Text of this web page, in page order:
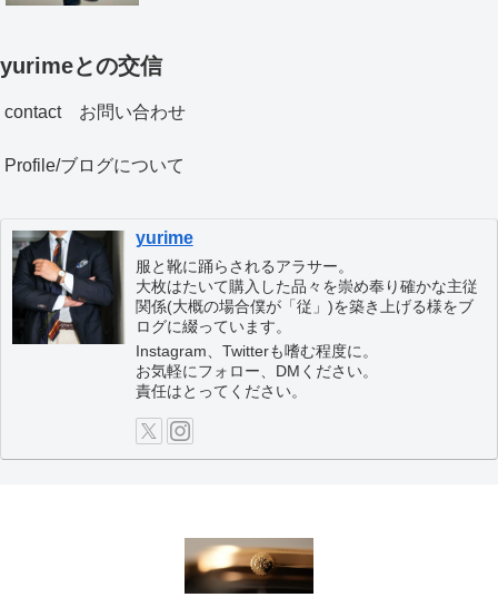
yurimeとの交信
contact お問い合わせ
Profile/ブログについて
yurime
服と靴に踊らされるアラサー。
大枚はたいて購入した品々を崇め奉り確かな主従
関係(大概の場合僕が「従」)を築き上げる様をブ
ログに綴っています。
Instagram、Twitterも嗜む程度に。
お気軽にフォロー、DMください。
責任はとってください。